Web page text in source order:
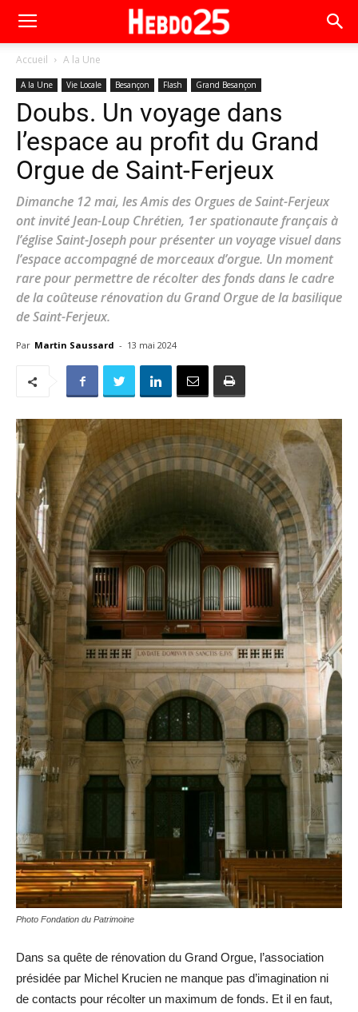
Accueil A la Une
A la Une Vie Locale Besançon Flash Grand Besançon
Doubs. Un voyage dans
l’espace au profit du Grand
Orgue de Saint-Ferjeux
Dimanche 12 mai, les Amis des Orgues de Saint-Ferjeux
ont invité Jean-Loup Chrétien, 1er spationaute français à
l’église Saint-Joseph pour présenter un voyage visuel dans
l’espace accompagné de morceaux d’orgue. Un moment
rare pour permettre de récolter des fonds dans le cadre
de la coûteuse rénovation du Grand Orgue de la basilique
de Saint-Ferjeux.
Par Martin Saussard - 13 mai 2024
Photo Fondation du Patrimoine
Dans sa quête de rénovation du Grand Orgue, l’association
présidée par Michel Krucien ne manque pas d’imagination ni
de contacts pour récolter un maximum de fonds. Et il en faut,